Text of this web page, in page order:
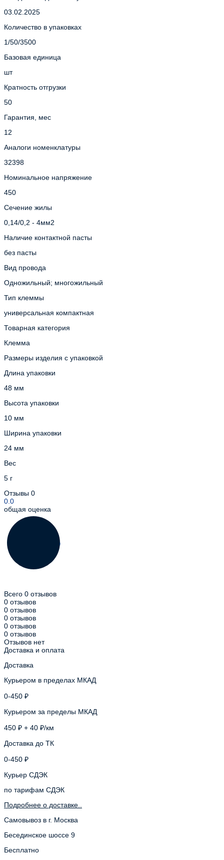
03.02.2025
Количество в упаковках
1/50/3500
Базовая единица
шт
Кратность отгрузки
50
Гарантия, мес
12
Аналоги номенклатуры
32398
Номинальное напряжение
450
Сечение жилы
0,14/0,2 - 4мм2
Наличие контактной пасты
без пасты
Вид провода
Одножильный; многожильный
Тип клеммы
универсальная компактная
Товарная категория
Клемма
Размеры изделия с упаковкой
Длина упаковки
48 мм
Высота упаковки
10 мм
Ширина упаковки
24 мм
Вес
5 г
Отзывы 0
0.0
общая оценка
Всего 0 отзывов
0 отзывов
0 отзывов
0 отзывов
0 отзывов
0 отзывов
Отзывов нет
Доставка и оплата
Доставка
Курьером в пределах МКАД
0-450 ₽
Курьером за пределы МКАД
450 ₽ + 40 ₽/км
Доставка до ТК
0-450 ₽
Курьер СДЭК
по тарифам СДЭК
Подробнее о доставке..
Самовывоз в г. Москва
Бесединское шоссе 9
Бесплатно